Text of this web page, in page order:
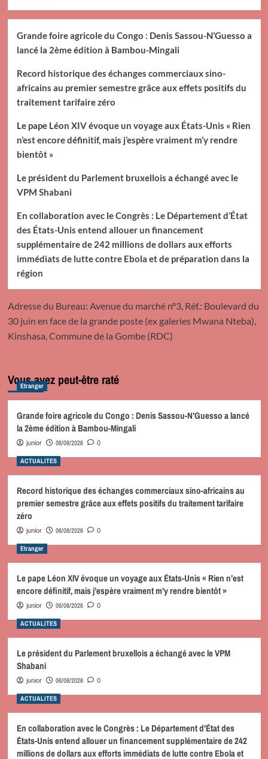
Grande foire agricole du Congo : Denis Sassou-N’Guesso a
lancé la 2ème édition à Bambou-Mingali
Record historique des échanges commerciaux sino-
africains au premier semestre grâce aux effets positifs du
traitement tarifaire zéro
Le pape Léon XIV évoque un voyage aux États-Unis « Rien
n’est encore définitif, mais j’espère vraiment m’y rendre
bientôt »
Le président du Parlement bruxellois a échangé avec le
VPM Shabani
En collaboration avec le Congrès : Le Département d’État
des États-Unis entend allouer un financement
supplémentaire de 242 millions de dollars aux efforts
immédiats de lutte contre Ebola et de préparation dans la
région
Adresse du Bureau: Avenue du marché n°3, Réf.: Boulevard du
30 juin en face de la grande poste (ex galeries Mwana Nteba),
Kinshasa, Commune de la Gombe (RDC)
Vous avez peut-être raté
Etranger
Grande foire agricole du Congo : Denis Sassou-N’Guesso a lancé
la 2ème édition à Bambou-Mingali
junior 06/08/2026 0
ACTUALITES
Record historique des échanges commerciaux sino-africains au
premier semestre grâce aux effets positifs du traitement tarifaire
zéro
junior 06/08/2026 0
Etranger
Le pape Léon XIV évoque un voyage aux États-Unis « Rien n’est
encore définitif, mais j’espère vraiment m’y rendre bientôt »
junior 06/08/2026 0
ACTUALITES
Le président du Parlement bruxellois a échangé avec le VPM
Shabani
junior 06/08/2026 0
ACTUALITES
En collaboration avec le Congrès : Le Département d’État des
États-Unis entend allouer un financement supplémentaire de 242
millions de dollars aux efforts immédiats de lutte contre Ebola et